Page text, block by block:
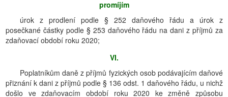
promíjím
úrok z prodlení podle § 252 daňového řádu a úrok z
posečkané částky podle § 253 daňového řádu na dani z příjmů za
zdaňovací období roku 2020;
VI.
Poplatníkům daně z příjmů fyzických osob podávajícím daňové
přiznání k dani z příjmů podle § 136 odst. 1 daňového řádu, u nichž
došlo ve zdaňovacím období roku 2020 ke změně způsobu